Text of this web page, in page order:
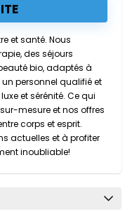
et santé. Nous
des séjours
bio, adaptés à
personnel qualifié et
et sérénité. Ce qui
mesure et nos offres
corps et esprit.
actuelles et à profiter
inoubliable!